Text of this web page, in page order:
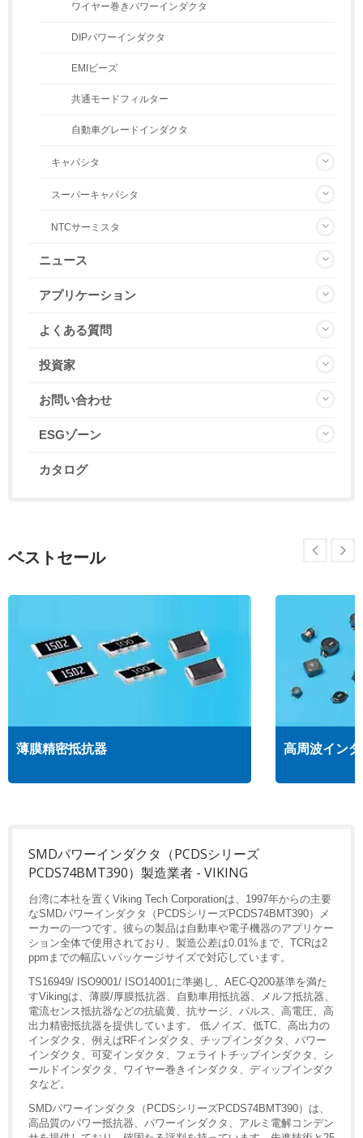
ワイヤー巻きパワーインダクタ
DIPパワーインダクタ
EMIビーズ
共通モードフィルター
自動車グレードインダクタ
キャパシタ
スーパーキャパシタ
NTCサーミスタ
ニュース
アプリケーション
よくある質問
投資家
お問い合わせ
ESGゾーン
カタログ
ベストセール
薄膜精密抵抗器 高周波イン
SMDパワーインダクタ（PCDSシリーズ
PCDS74BMT390）製造業者 - VIKING
台湾に本社を置くViking Tech Corporationは、1997年からの主要
なSMDパワーインダクタ（PCDSシリーズPCDS74BMT390）メ
ーカーの一つです。彼らの製品は自動車や電子機器のアプリケー
ション全体で使用されており、製造公差は0.01%まで、TCRは2
ppmまでの幅広いパッケージサイズで対応しています。
TS16949/ ISO9001/ ISO14001に準拠し、AEC-Q200基準を満た
すVikingは、薄膜/厚膜抵抗器、自動車用抵抗器、メルフ抵抗器、
電流センス抵抗器などの抗硫黄、抗サージ、パルス、高電圧、高
出力精密抵抗器を提供しています。 低ノイズ、低TC、高出力の
インダクタ、例えばRFインダクタ、チップインダクタ、パワー
インダクタ、可変インダクタ、フェライトチップインダクタ、シ
ールドインダクタ、ワイヤー巻きインダクタ、ディップインダク
タなど。
SMDパワーインダクタ（PCDSシリーズPCDS74BMT390）は、
高品質のパワー抵抗器、パワーインダクタ、アルミ電解コンデン